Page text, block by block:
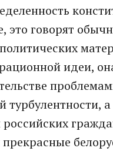
это говорят
идеи,
турбулентности,